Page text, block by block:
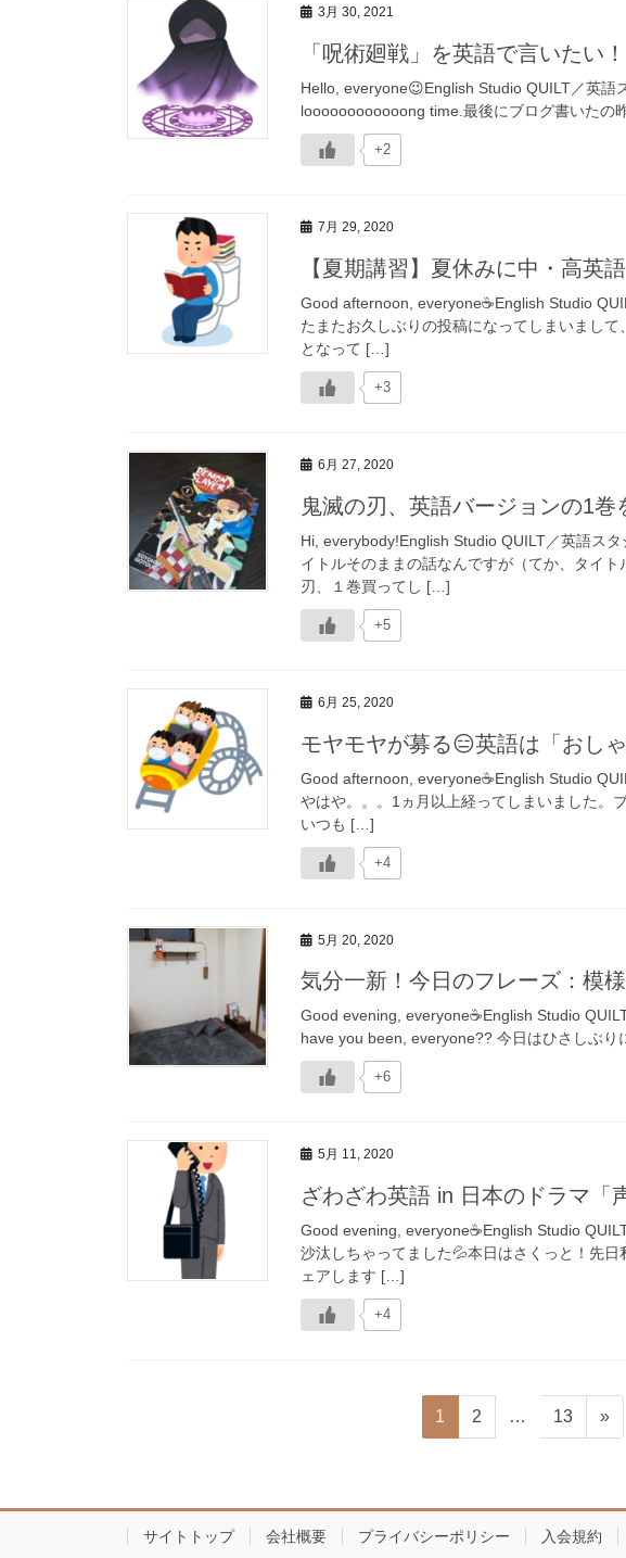
3月 30, 2021
「呪術廻戦」を英語で言いたい！
Hello, everyone😉English Studio QUILT／英語
loooooooooooong time.最後にブログ書いたの
+2
7月 29, 2020
【夏期講習】夏休みに中・高英
Good afternoon, everyone☕English Studio
たまたお久しぶりの投稿になってしまいまし
となって […]
+3
6月 27, 2020
鬼滅の刃、英語バージョンの1
Hi, everybody!English Studio QUILT／英語ス
イトルそのままの話なんですが（てか、タイ
刃、１巻買ってし […]
+5
6月 25, 2020
モヤモヤが募る😑英語は「おし
Good afternoon, everyone☕English Studio
やはや。。。1ヵ月以上経ってしまいました。
いつも […]
+4
5月 20, 2020
気分一新！今日のフレーズ：模
Good evening, everyone☕English Studio
have you been, everyone?? 今日はひさしぶ
+6
5月 11, 2020
ざわざわ英語 in 日本のドラマ「
Good evening, everyone☕English Studio
沙汰しちゃってました💦本日はさくっと！先
ェアします […]
+4
稿
固
定
1
固
定
ジ
2 …
固
定
ジ
13 »
サイトトップ 会社概要 プライバシーポリシー 入会規約